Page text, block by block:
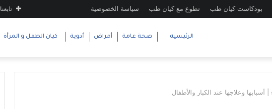
بودكاست كيان طب تطوع مع كيان طب سياسة الخصوصية تابعنا
الرئيسية صحة عامة أمراض أدوية كيان الطفل و المرأة
| أسبابها وعلاجها عند الكبار والأطفال